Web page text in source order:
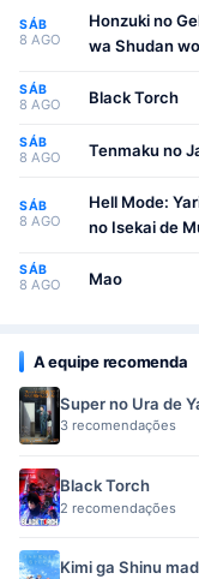
SÁB
8 AGO
Honzuki no
wa Shudan
SÁB
8 AGO Black Torch
SÁB
8 AGO Tenmaku no
SÁB
8 AGO
Hell Mode:
no Isekai de
SÁB
8 AGO Mao
A equipe recomenda
Super no Ura de
3 recomendações
Black Torch
2 recomendações
Kimi ga Shinu